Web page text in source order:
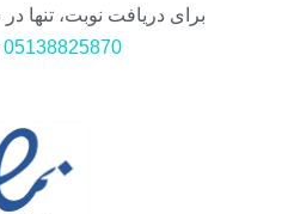
برای دریافت نوبت، تنها
05138825870